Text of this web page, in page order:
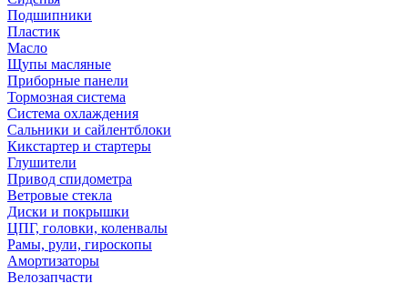
Подшипники
Пластик
Масло
Щупы масляные
Приборные панели
Тормозная система
Система охлаждения
Сальники и сайлентблоки
Кикстартер и стартеры
Глушители
Привод спидометра
Ветровые стекла
Диски и покрышки
ЦПГ, головки, коленвалы
Рамы, рули, гироскопы
Амортизаторы
Велозапчасти